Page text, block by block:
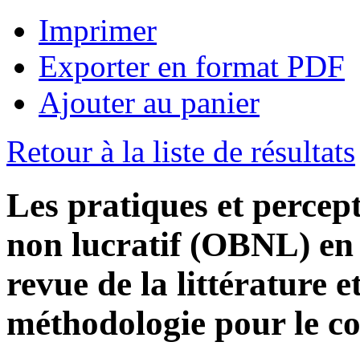
Imprimer
Exporter en format PDF
Ajouter au panier
Retour à la liste de résultats
Les pratiques et
non lucratif (OBNL)
revue de la littérature
méthodologie pour le